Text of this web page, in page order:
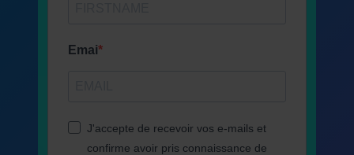
Emai
J'accepte de recevoir vos e-mails et
confirme avoir pris connaissance de